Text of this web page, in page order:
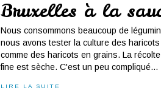
Bruxelles à la
Nous consommons beaucoup de
nous avons tester la culture des
comme des haricots en grains. La
fine est sèche. C'est un peu compliqué...
LIRE LA SUITE